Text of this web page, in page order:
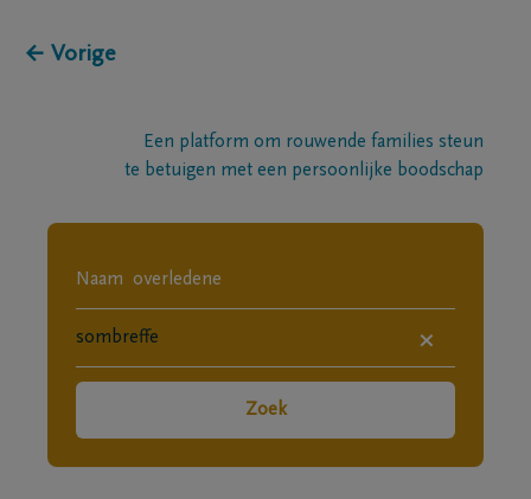
← Vorige
Een platform om rouwende families steun
te betuigen met een persoonlijke boodschap
×
Zoek